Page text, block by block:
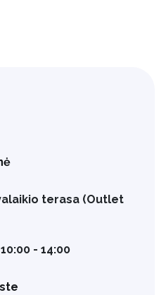
terasa (Outlet
- 14:00